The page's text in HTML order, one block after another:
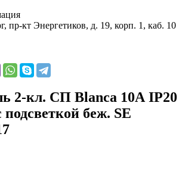
пр-кт Энергетиков, д. 19, корп. 1, каб. 10
2-кл. СП Blanca 10А IP20
подсветкой беж. SE